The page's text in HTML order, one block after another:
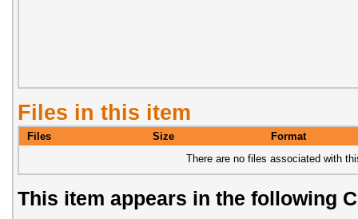
Files in this item
Files Size
Format
There are no files associated with
This item appears in the following